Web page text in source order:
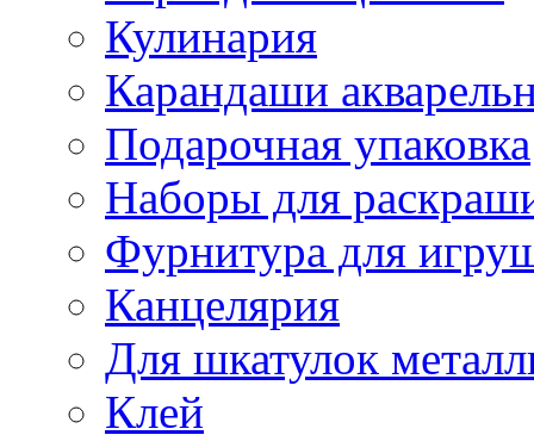
Кулинария
Карандаши
Подарочная упаковка
Наборы для
Фурнитура для
Канцелярия
Для шкатулок
Клей